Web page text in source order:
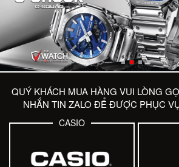
QUÝ KHÁCH MUA HÀNG VUI LÒNG
NHẮN TIN ZALO ĐỂ ĐƯỢC PHỤC
CASIO